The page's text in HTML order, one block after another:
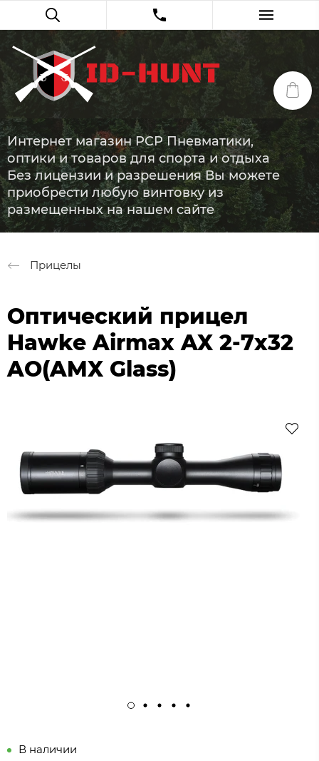
Интернет магазин PCP Пневматики,
оптики и товаров для спорта и отдыха
Без лицензии и разрешения Вы можете
приобрести любую винтовку из
размещенных на нашем сайте
Прицелы
Оптический прицел
Hawke Airmax AX 2-7x32
AO(AMX Glass)
В наличии